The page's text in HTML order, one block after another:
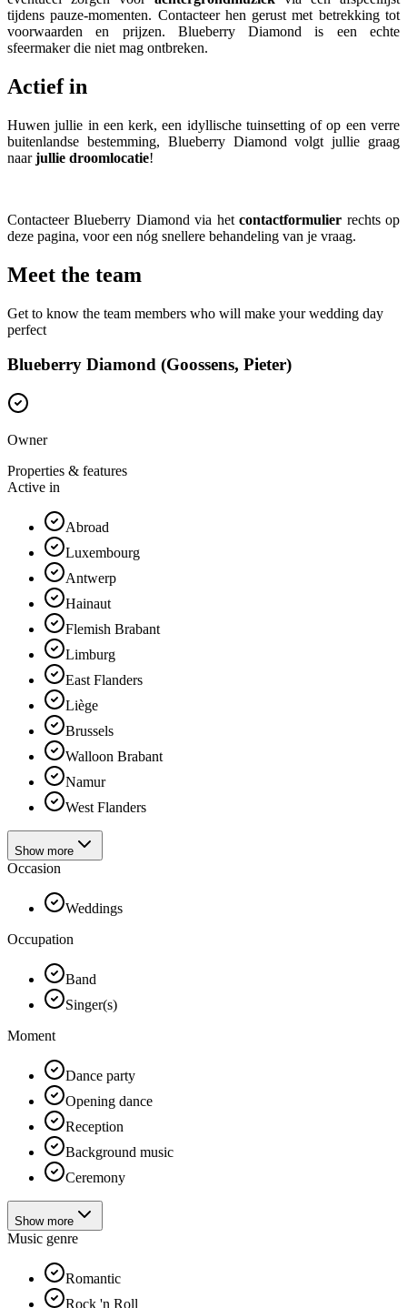
tijdens pauze-momenten. Contacteer hen gerust met betrekking tot
voorwaarden en prijzen. Blueberry Diamond is een echte
sfeermaker die niet mag ontbreken.
Actief in
Huwen jullie in een kerk, een idyllische tuinsetting of op een verre
buitenlandse bestemming, Blueberry Diamond volgt jullie graag
naarjullie droomlocatie!
Contacteer Blueberry Diamond via hetcontactformulier rechts op
deze pagina, voor een nóg snellere behandeling van je vraag.​​​​​​​
Meet the team
Get to know the team members who will make your wedding day
perfect
Blueberry Diamond (Goossens, Pieter)
Owner
Properties & features
Active in
Abroad
Luxembourg
Antwerp
Hainaut
Flemish Brabant
Limburg
East Flanders
Liège
Brussels
Walloon Brabant
Namur
West Flanders
Show more
Occasion
Weddings
Occupation
Band
Singer(s)
Moment
Dance party
Opening dance
Reception
Background music
Ceremony
Show more
Music genre
Romantic
Rock 'n Roll